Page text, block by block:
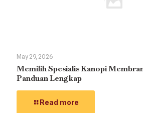
May 29, 2026
Memilih Spesialis Kanopi
Panduan Lengkap
Read more